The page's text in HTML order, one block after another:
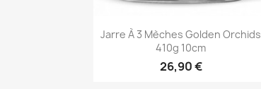
Aperçu rapide
Jarre À 3 Mèches Golden Orchids
410g 10cm
26,90 €